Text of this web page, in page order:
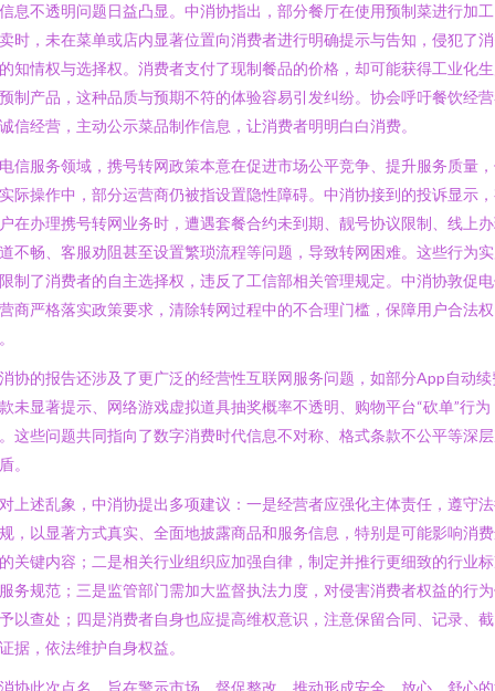
息不透明问题日益凸显。中消协指出，部分餐厅在使用预制菜进行加
时，未在菜单或店内显著位置向消费者进行明确提示与告知，侵犯了
知情权与选择权。消费者支付了现制餐品的价格，却可能获得工业化
制产品，这种品质与预期不符的体验容易引发纠纷。协会呼吁餐饮经
信经营，主动公示菜品制作信息，让消费者明明白白消费。
信服务领域，携号转网政策本意在促进市场公平竞争、提升服务质量
际操作中，部分运营商仍被指设置隐性障碍。中消协接到的投诉显示
在办理携号转网业务时，遭遇套餐合约未到期、靓号协议限制、线上
不畅、客服劝阻甚至设置繁琐流程等问题，导致转网困难。这些行为
制了消费者的自主选择权，违反了工信部相关管理规定。中消协敦促
商严格落实政策要求，清除转网过程中的不合理门槛，保障用户合法权
协的报告还涉及了更广泛的经营性互联网服务问题，如部分App自动续
未显著提示、网络游戏虚拟道具抽奖概率不透明、购物平台“砍单”行为
这些问题共同指向了数字消费时代信息不对称、格式条款不公平等深
。
上述乱象，中消协提出多项建议：一是经营者应强化主体责任，遵守
，以显著方式真实、全面地披露商品和服务信息，特别是可能影响消
关键内容；二是相关行业组织应加强自律，制定并推行更细致的行业
务规范；三是监管部门需加大监督执法力度，对侵害消费者权益的行
以查处；四是消费者自身也应提高维权意识，注意保留合同、记录、
据，依法维护自身权益。
协此次点名，旨在警示市场、督促整改，推动形成安全、放心、舒心